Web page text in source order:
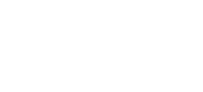
'your_script.sh',